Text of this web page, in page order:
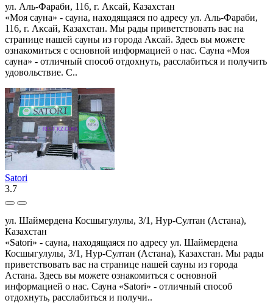
ул. Аль-Фараби, 116, г. Аксай, Казахстан
«Моя сауна» - сауна, находящаяся по адресу ул. Аль-Фараби,
116, г. Аксай, Казахстан. Мы рады приветствовать вас на
странице нашей сауны из города Аксай. Здесь вы можете
ознакомиться с основной информацией о нас. Сауна «Моя
сауна» - отличный способ отдохнуть, расслабиться и получить
удовольствие. С..
Satori
3.7
ул. Шаймердена Косшыгулулы, 3/1, Нур-Султан (Астана),
Казахстан
«Satori» - сауна, находящаяся по адресу ул. Шаймердена
Косшыгулулы, 3/1, Нур-Султан (Астана), Казахстан. Мы рады
приветствовать вас на странице нашей сауны из города
Астана. Здесь вы можете ознакомиться с основной
информацией о нас. Сауна «Satori» - отличный способ
отдохнуть, расслабиться и получи..